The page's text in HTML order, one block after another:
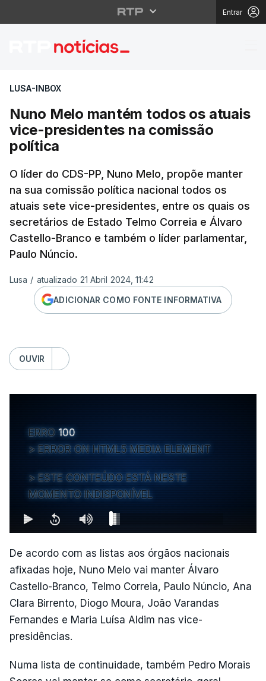
Entrar
Nuno Melo mantém
LUSA-INBOX
Nuno Melo mantém todos os atuais
vice-presidentes na comissão
política
O líder do CDS-PP, Nuno Melo, propõe manter
na sua comissão política nacional todos os
atuais sete vice-presidentes, entre os quais os
secretários de Estado Telmo Correia e Álvaro
Castello-Branco e também o líder parlamentar,
Paulo Núncio.
Lusa / atualizado 21 Abril 2024, 11:42
ADICIONAR COMO FONTE INFORMATIVA
OUVIR
ERRO 100
ERROR ON HTML5 MEDIA ELEMENT
ESTE CONTEÚDO ESTÁ NESTE
MOMENTO INDISPONÍVEL
De acordo com as listas aos órgãos nacionais
afixadas hoje, Nuno Melo vai manter Álvaro
Castello-Branco, Telmo Correia, Paulo Núncio, Ana
Clara Birrento, Diogo Moura, João Varandas
Fernandes e Maria Luísa Aldim nas vice-
presidências.
Numa lista de continuidade, também Pedro Morais